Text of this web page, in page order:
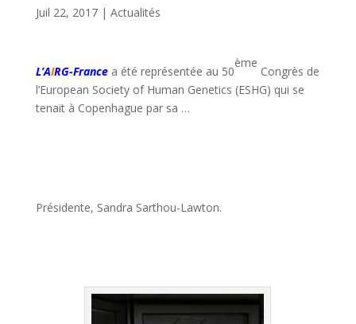
Juil 22, 2017| Actualités
L’AIRG-Francea été représentée au 50
ème
Congrès de
l’European Society of Human Genetics (ESHG) qui se
tenait à Copenhague par sa …
Présidente, Sandra Sarthou-Lawton.